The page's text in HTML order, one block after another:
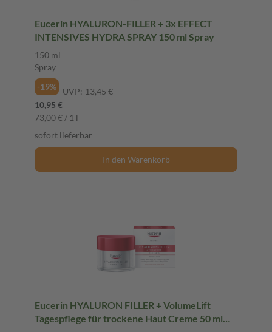
Eucerin HYALURON-FILLER + 3x EFFECT
INTENSIVES HYDRA SPRAY 150 ml Spray
150 ml
Spray
-19%
UVP: 13,45 €
10,95 €
73,00 € / 1 l
sofort lieferbar
In den Warenkorb
Eucerin HYALURON FILLER + VolumeLift
Tagespflege für trockene Haut Creme 50 ml